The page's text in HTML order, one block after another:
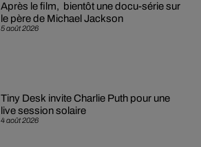
5 août 2026
Après le film, bientôt une docu-série sur
le père de Michael Jackson
4 août 2026
Tiny Desk invite Charlie Puth pour une
live session solaire